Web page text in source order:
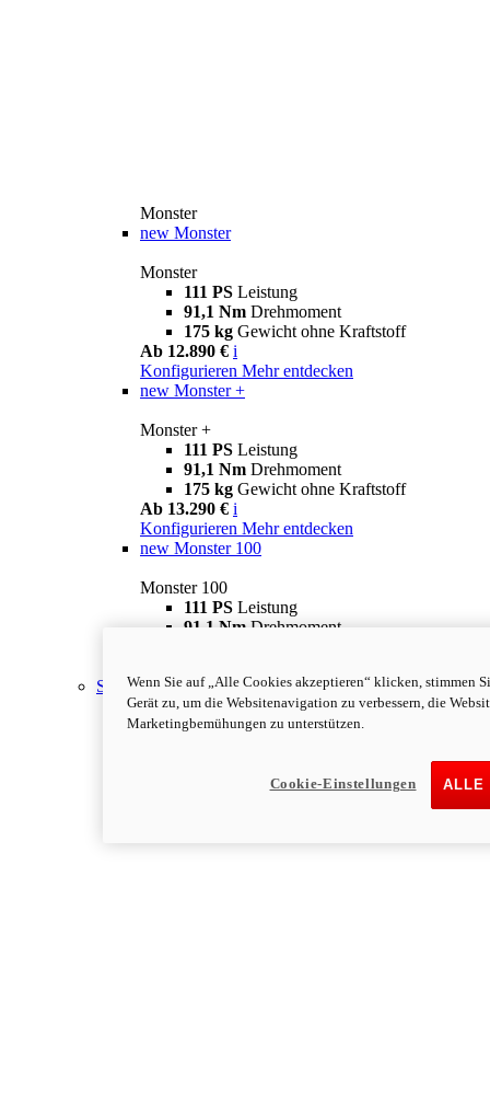
Monster
new Monster
Monster
111 PS Leistung
91,1 Nm Drehmoment
175 kg Gewicht ohne Kraftstoff
Ab 12.890 € i
Konfigurieren Mehr entdecken
new Monster +
Monster +
111 PS Leistung
91,1 Nm Drehmoment
175 kg Gewicht ohne Kraftstoff
Ab 13.290 € i
Konfigurieren Mehr entdecken
new Monster 100
Monster 100
111 PS Leistung
91,1 Nm Drehmoment
Streetfighter
Wenn Sie auf „Alle Cookies akzeptieren“ klicken, stimmen
Gerät zu, um die Websitenavigation zu verbessern, die
Marketingbemühungen zu unterstützen.
ALLE
Cookie-Einstellungen